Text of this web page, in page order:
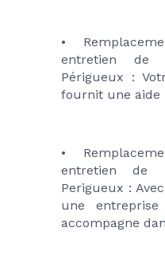
•
entretien de
Périgueux :
fournit une aide
•
entretien de
Perigueux :
une
accompagne